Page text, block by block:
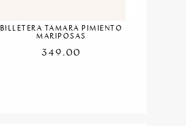
BILLETERA TAMARA PIMIENTO
MARIPOSAS
349.00